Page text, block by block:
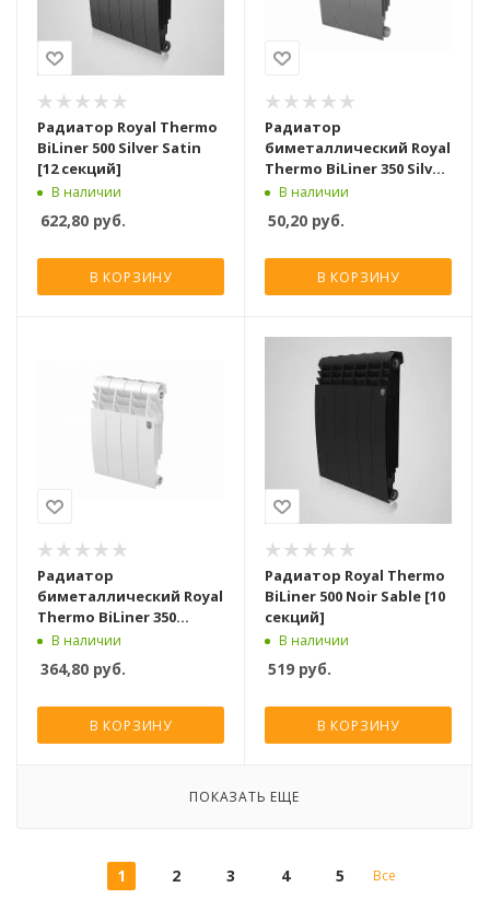
Радиатор Royal Thermo
BiLiner 500 Silver Satin
[12 секций]
В наличии
622,80 руб.
В КОРЗИНУ
Радиатор
биметаллический Royal
Thermo BiLiner 350 Silver
Satin [1 секция]
В наличии
50,20 руб.
В КОРЗИНУ
Радиатор
биметаллический Royal
Thermo BiLiner 350
Bianco Traffico [8
В наличии
364,80 руб.
В КОРЗИНУ
Радиатор Royal Thermo
BiLiner 500 Noir Sable [10
секций]
В наличии
519 руб.
В КОРЗИНУ
ПОКАЗАТЬ ЕЩЕ
1 2 3 4 5 Все